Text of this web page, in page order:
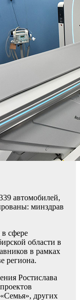
автомобилей,
минздрав
сфере
области в
в рамках
региона.
Ростислава
других